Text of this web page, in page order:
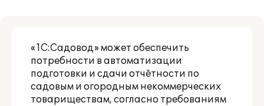
Партнерам
«1С:Садовод» может обеспечить
потребности в автоматизации
подготовки и сдачи отчётности по
садовым и огородным некоммерческих
товариществам, согласно требованиям